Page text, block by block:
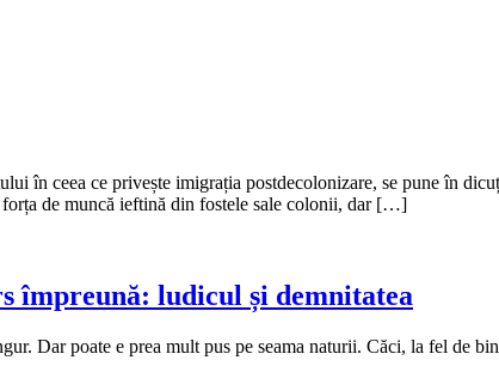
în ceea ce privește imigrația postdecolonizare, se pune în
de muncă ieftină din fostele sale colonii, dar […]
împreună: ludicul și demnitatea
Dar poate e prea mult pus pe seama naturii. Căci, la fel de